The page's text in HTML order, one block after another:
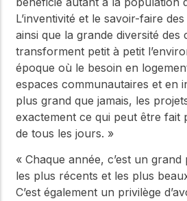
L’inventivité et le savoir-faire
ainsi que la grande diversité des
transforment petit à petit
époque où le besoin en
espaces communautaires et en
plus grand que jamais, les
exactement ce qui peut être fait
de tous les jours. »
« Chaque année, c’est un
les plus récents et les plus
C’est également un privilège